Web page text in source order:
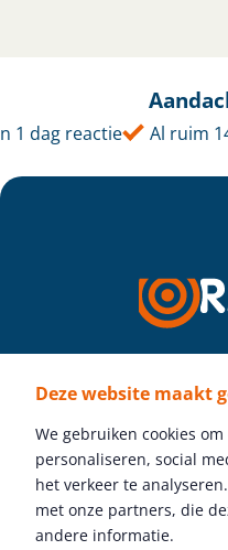
Deze website maakt
We gebruiken cookies
personaliseren, social
het verkeer te
met onze partners, die
andere informatie.
dag reactie Al ruim
Gratis